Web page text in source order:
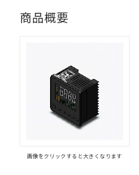
商品概要
画像をクリックすると大きくなります